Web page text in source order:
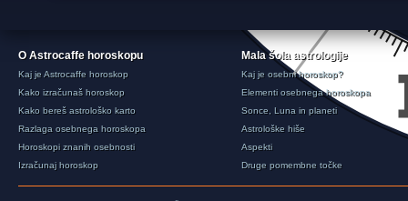
O Astrocaffe horoskopu
Kaj je Astrocaffe horoskop
Kako izračunaš horoskop
Kako bereš astrološko karto
Razlaga osebnega horoskopa
Horoskopi znanih osebnosti
Izračunaj horoskop
Mala šola astrologije
Kaj je osebni horoskop?
Elementi osebnega horoskopa
Sonce, Luna in planeti
Astrološke hiše
Aspekti
Druge pomembne točke